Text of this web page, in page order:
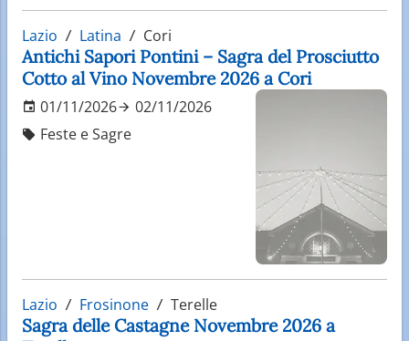
Lazio Latina Cori
Antichi Sapori Pontini – Sagra del Prosciutto
Cotto al Vino Novembre 2026 a Cori
01/11/2026
02/11/2026
Feste e Sagre
Lazio Frosinone Terelle
Sagra delle Castagne Novembre 2026 a